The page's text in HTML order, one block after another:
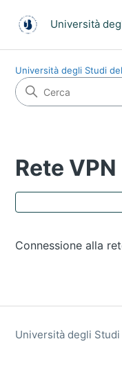
Università
Università degli Studi
Rete VPN
Connessione alla
Università degli